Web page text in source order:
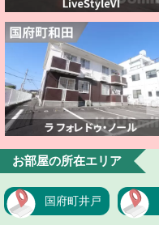
お部屋の所在エリア
国府町井戸